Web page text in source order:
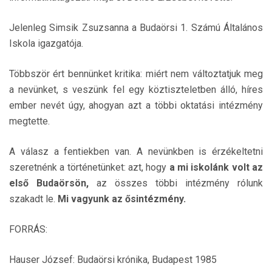
Jelenleg Simsik Zsuzsanna a Budaörsi 1. Számú Általános
Iskola igazgatója.
Többször ért bennünket kritika: miért nem változtatjuk meg
a nevünket, s veszünk fel egy köztiszteletben álló, híres
ember nevét úgy, ahogyan azt a többi oktatási intézmény
megtette.
A válasz a fentiekben van. A nevünkben is érzékeltetni
szeretnénk a történetünket: azt, hogy a mi iskolánk volt az
első Budaörsön, az összes többi intézmény rólunk
szakadt le. Mi vagyunk az ősintézmény.
FORRÁS:
Hauser József: Budaörsi krónika, Budapest 1985